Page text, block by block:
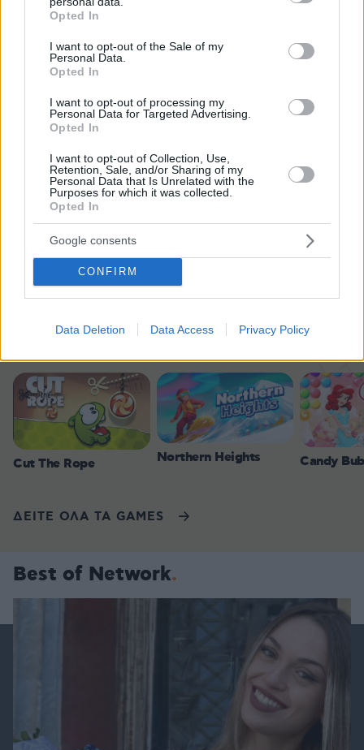
grant or deny consent to Google and its third-party tags to
use your data for below specified purposes in below Google
consent section.
Opted In
I want to opt-out of the Sale of my
Personal Data.
Opted In
I want to opt-out of processing my
Personal Data for Targeted Advertising.
Opted In
I want to opt-out of Collection, Use,
Retention, Sale, and/or Sharing of my
Personal Data that Is Unrelated with the
Purposes for which it was collected.
Opted In
Google consents
CONFIRM
Data Deletion Data Access Privacy Policy
100.00%
Σαρακήνικο: Χειριστής και ιδιοκτήτης
με ένα πρόστιμο
10.08.2026, 11:46
Καρυστιανού: Περιμένω αποδείξεις
από τον Αυγερινό, θα υπάρξουν
νομικές συνέπειες για όσους δεν
εξηγήσουν όσα λένε
10.08.2026, 08:45
Games
Cut The Rope Northern Heights Candy
ΔΕΙΤΕ ΟΛΑ ΤΑ GAMES
Best of Network